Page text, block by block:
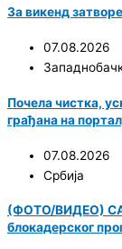
За викенд
07.08.2026
Почела чистка,
грађана на
07.08.2026
Србија
(ФОТО/ВИДЕО)
блокадерског